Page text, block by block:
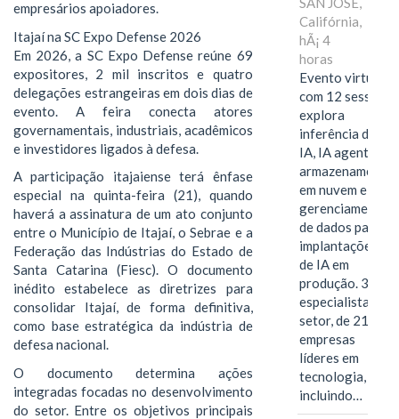
empresários apoiadores.
Itajaí na SC Expo Defense 2026
Em 2026, a SC Expo Defense reúne 69
expositores, 2 mil inscritos e quatro
delegações estrangeiras em dois dias de
evento. A feira conecta atores
governamentais, industriais, acadêmicos
e investidores ligados à defesa.
A participação itajaiense terá ênfase
especial na quinta-feira (21), quando
haverá a assinatura de um ato conjunto
entre o Município de Itajaí, o Sebrae e a
Federação das Indústrias do Estado de
Santa Catarina (Fiesc). O documento
inédito estabelece as diretrizes para
consolidar Itajaí, de forma definitiva,
como base estratégica da indústria de
defesa nacional.
O documento determina ações
integradas focadas no desenvolvimento
do setor. Entre os objetivos principais
Califórnia,
hÃ¡ 4
horas
Evento virtual
com 12 sessões
explora
inferência de
IA, IA agentiva,
armazenamento
em nuvem e
gerenciamento
de dados para
implantações
de IA em
produção. 38
especialistas do
setor, de 21
empresas
líderes em
tecnologia,
incluindo…